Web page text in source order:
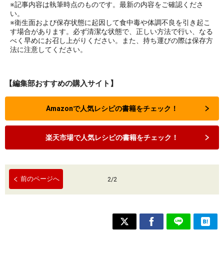
※記事内容は執筆時点のものです。最新の内容をご確認くださ
い。
※衛生面および保存状態に起因して食中毒や体調不良を引き起こ
す場合があります。必ず清潔な状態で、正しい方法で行い、なる
べく早めにお召し上がりください。また、持ち運びの際は保存方
法に注意してください。
【編集部おすすめの購入サイト】
Amazonで人気レシピの書籍をチェック！
楽天市場で人気レシピの書籍をチェック！
前のページへ 2/2